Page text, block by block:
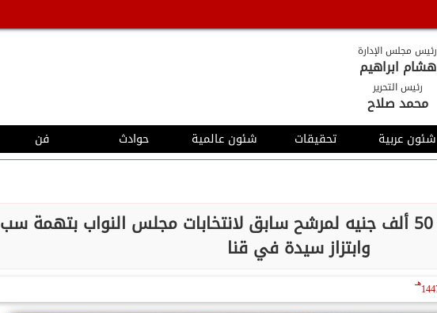
رئيس مجلس الإدارة
هشام ابراهيم
رئيس التحرير
محمد صلاح
شئون عربية تحقيقات شئون عالمية حوادث فن
الحبس 6 أشهر وغرامة 50 ألف جنيه لمرشح سابق لانتخابات مجلس النواب بتهمة سب
وابتزاز سيدة في قنا
هـ